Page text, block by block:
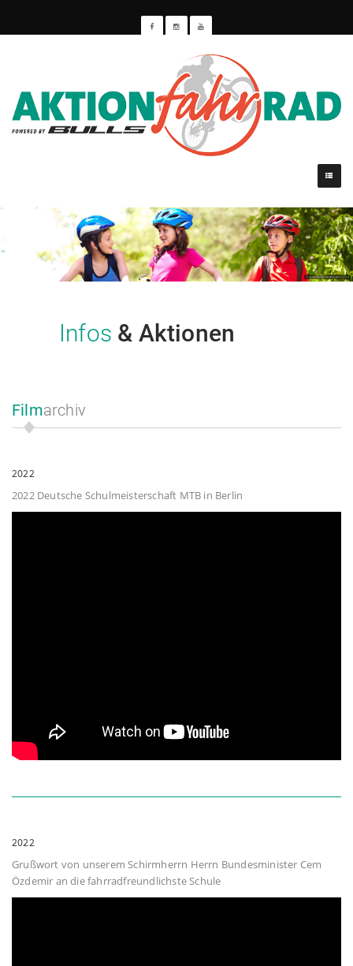
Infos & Aktionen
Filmarchiv
2022
2022 Deutsche Schulmeisterschaft MTB in Berlin
2022
Grußwort von unserem Schirmherrn Herrn Bundesminister Cem
Özdemir an die fahrradfreundlichste Schule